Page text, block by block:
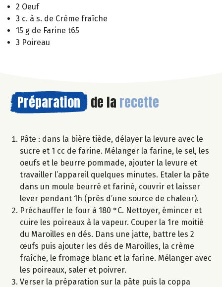
2 Oeuf
3 c. à s. de Crème fraîche
15 g de Farine t65
3 Poireau
Préparation de la recette
Pâte : dans la bière tiède, délayer la levure avec le
sucre et 1 cc de farine. Mélanger la farine, le sel, les
oeufs et le beurre pommade, ajouter la levure et
travailler l’appareil quelques minutes. Etaler la pâte
dans un moule beurré et fariné, couvrir et laisser
lever pendant 1h (près d’une source de chaleur).
Préchauffer le four à 180 °C. Nettoyer, émincer et
cuire les poireaux à la vapeur. Couper la 1re moitié
du Maroilles en dés. Dans une jatte, battre les 2
œufs puis ajouter les dés de Maroilles, la crème
fraîche, le fromage blanc et la farine. Mélanger avec
les poireaux, saler et poivrer.
Verser la préparation sur la pâte puis la coppa